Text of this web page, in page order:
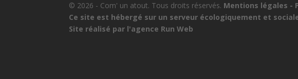
© 2026 - Com' un atout. Tous droits réservés. Mentions légales -
Ce site est hébergé sur un serveur écologiquement et
Site réalisé par l'agence Run Web